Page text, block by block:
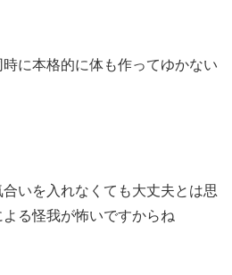
に本格的に体も作ってゆかない
いを入れなくても大丈夫とは思
る怪我が怖いですからね